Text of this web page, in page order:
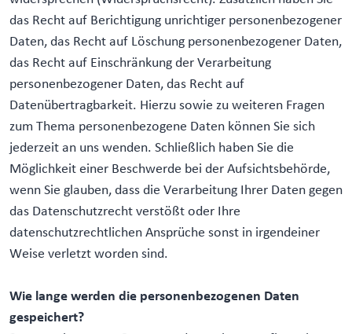
das Recht auf Berichtigung unrichtiger personenbezogener
Daten, das Recht auf Löschung personenbezogener Daten,
das Recht auf Einschränkung der Verarbeitung
personenbezogener Daten, das Recht auf
Datenübertragbarkeit. Hierzu sowie zu weiteren Fragen
zum Thema personenbezogene Daten können Sie sich
jederzeit an uns wenden. Schließlich haben Sie die
Möglichkeit einer Beschwerde bei der Aufsichtsbehörde,
wenn Sie glauben, dass die Verarbeitung Ihrer Daten gegen
das Datenschutzrecht verstößt oder Ihre
datenschutzrechtlichen Ansprüche sonst in irgendeiner
Weise verletzt worden sind.
Wie lange werden die personenbezogenen Daten
gespeichert?